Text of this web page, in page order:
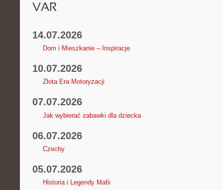
VAR
14.07.2026
Dom i Mieszkanie – Inspiracje
10.07.2026
Złota Era Motoryzacji
07.07.2026
Jak wybierać zabawki dla dziecka
06.07.2026
Czechy
05.07.2026
Historia i Legendy Mafii